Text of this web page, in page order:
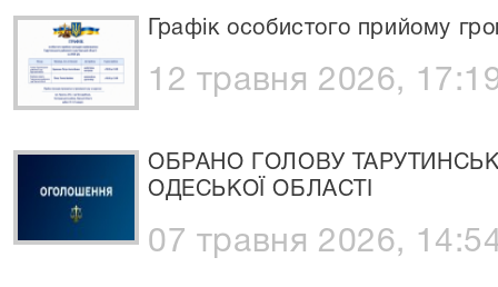
Графік особистого прийому
12 травня 2026,
ОБРАНО ГОЛОВУ
ОДЕСЬКОЇ ОБЛАСТІ
07 травня 2026,